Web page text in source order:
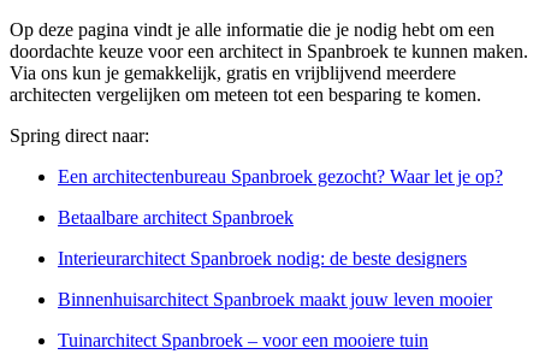
Op deze pagina vindt je alle informatie die je nodig hebt om een
doordachte keuze voor een architect in Spanbroek te kunnen maken.
Via ons kun je gemakkelijk, gratis en vrijblijvend meerdere
architecten vergelijken om meteen tot een besparing te komen.
Spring direct naar:
Een architectenbureau Spanbroek gezocht? Waar let je op?
Betaalbare architect Spanbroek
Interieurarchitect Spanbroek nodig: de beste designers
Binnenhuisarchitect Spanbroek maakt jouw leven mooier
Tuinarchitect Spanbroek – voor een mooiere tuin